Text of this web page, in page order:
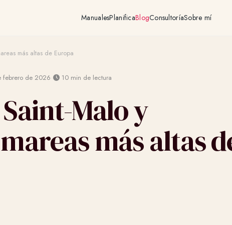
ManualesPlanificaBlogConsultoríaSobre mí
más altas de Europa
febrero de 2026· 10 min de lectura
Malo y
más altas